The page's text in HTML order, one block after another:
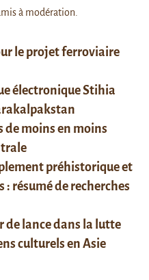
le projet ferroviaire
électronique Stihia
de moins en moins
préhistorique et
: résumé de recherches
de lance dans la lutte
culturels en Asie
à modération.